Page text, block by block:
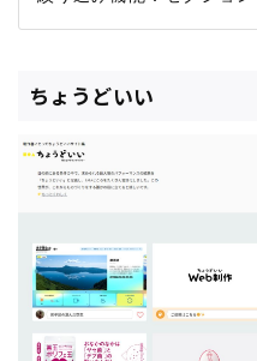
ちょうどいい